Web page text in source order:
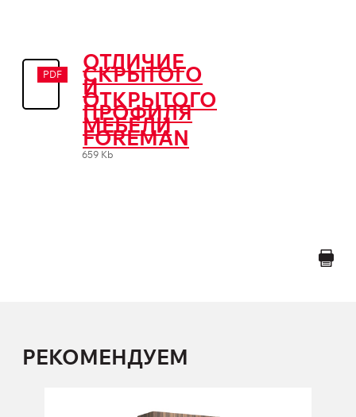
PDF ОТЛИЧИЕ
СКРЫТОГО
И
ОТКРЫТОГО
ПРОФИЛЯ
МЕБЕЛИ
FOREMAN
659 Kb
РЕКОМЕНДУЕМ